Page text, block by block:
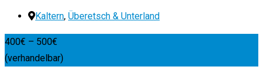
Kaltern, Überetsch & Unterland
400€ – 500€
(verhandelbar)